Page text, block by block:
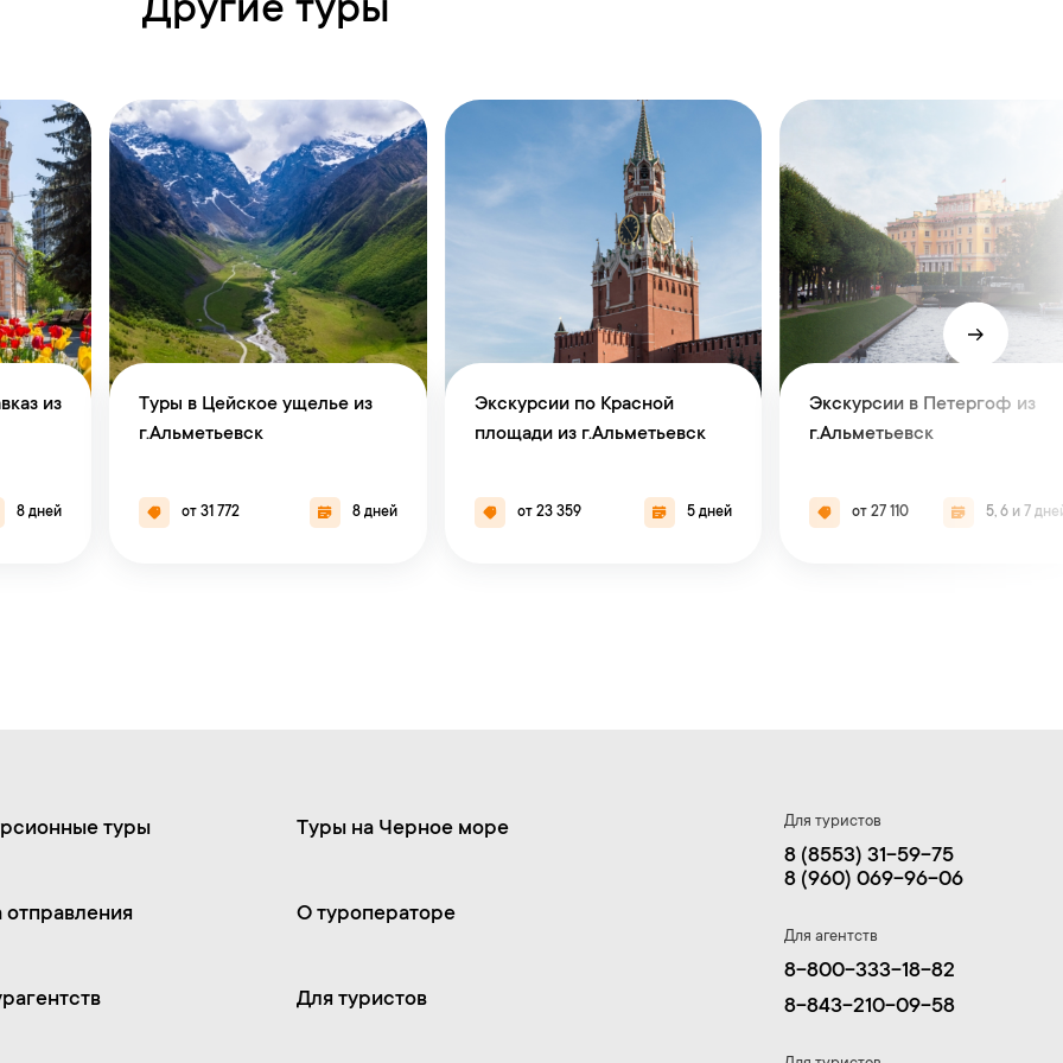
Другие туры
из
8 дней
Туры в Цейское ущелье из
г.Альметьевск
от 31 772 8 дней
Экскурсии по Красной
площади из г.Альметьевск
от 23 359 5 дней
Экскурсии в Петергоф из
г.Альметьевск
от 27 110 5, 6 и 7
туры Туры на Черное море
отправления О туроператоре
Для туристов
Для туристов
8 (8553) 31-59-75
8 (960) 069-96-06
Для агентств
8-800-333-18-82
8-843-210-09-58